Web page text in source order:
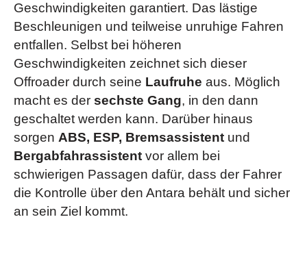
Geschwindigkeiten garantiert. Das lästige
Beschleunigen und teilweise unruhige Fahren
entfallen. Selbst bei höheren
Geschwindigkeiten zeichnet sich dieser
Offroader durch seine Laufruhe aus. Möglich
macht es der sechste Gang, in den dann
geschaltet werden kann. Darüber hinaus
sorgen ABS, ESP, Bremsassistent und
Bergabfahrassistent vor allem bei
schwierigen Passagen dafür, dass der Fahrer
die Kontrolle über den Antara behält und sicher
an sein Ziel kommt.